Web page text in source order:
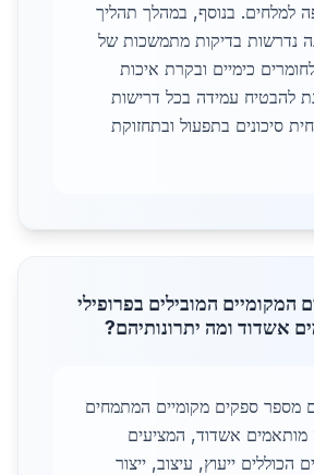
למלחים. בנוסף, במהלך תהליך
נדרשות בדיקות מתמשכות של
כימיים ובקרת איכות
להבטיח עמידה בכל דרישות
סיכונים בתפעול ובתחזוקת
המקומיים המובילים בפרופילי
אשדוד ומה יתרונותיהם?
מספר ספקים מקומיים המתמחים
מותאמים אשדוד, המציעים
הכוללים ייעוץ, עיצוב, ייצור